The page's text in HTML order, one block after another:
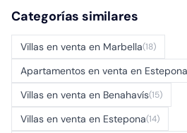
Categorías similares
Villas en venta en Marbella(18)
Apartamentos en venta en Estepona
Villas en venta en Benahavís(15)
Villas en venta en Estepona(14)